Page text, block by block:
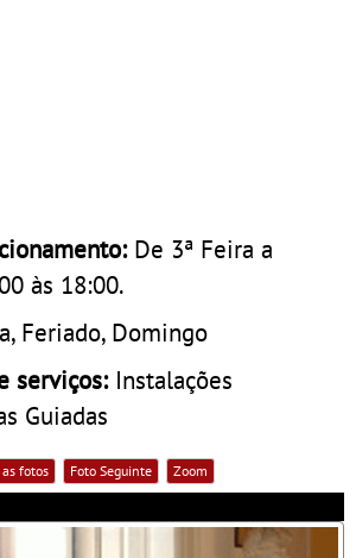
De 3ª Feira a
às 18:00.
Feriado, Domingo
serviços: Instalações
Guiadas
fotos Foto Seguinte Zoom